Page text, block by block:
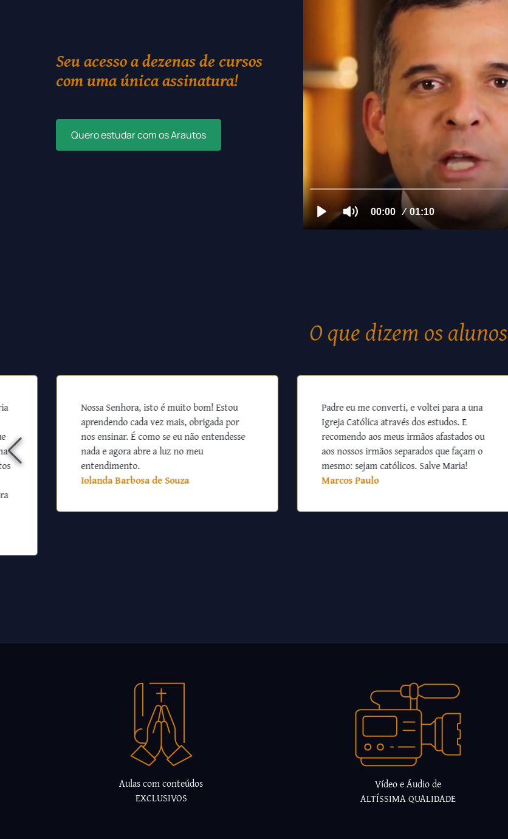
Seu acesso a dezenas de cursos
com uma única assinatura!
Quero estudar com os Arautos
O que dizem os alunos
Nossa Senhora, isto é muito bom! Estou
aprendendo cada vez mais, obrigada por
nos ensinar. É como se eu não entendesse
nada e agora abre a luz no meu
entendimento.
Iolanda Barbosa de Souza
Padre eu me converti, e voltei para a una
Igreja Católica através dos estudos. E
recomendo aos meus irmãos afastados ou
aos nossos irmãos separados que façam o
mesmo: sejam católicos. Salve Maria!
Marcos Paulo
Aulas com conteúdos
EXCLUSIVOS
Vídeo e Áudio de
ALTÍSSIMA QUALIDADE